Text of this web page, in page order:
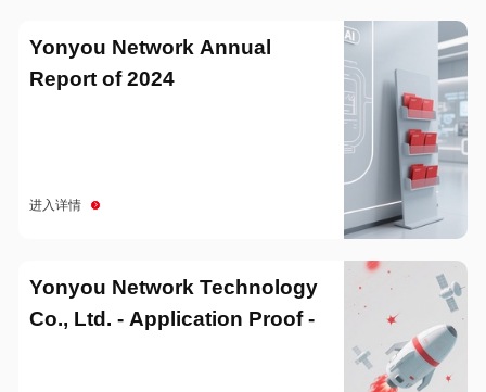
Yonyou Network Annual
Report of 2024
进入详情
Yonyou Network Technology
Co., Ltd. - Application Proof -